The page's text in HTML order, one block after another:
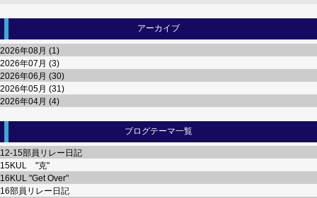
アーカイブ
2026年08月 (1)
2026年07月 (3)
2026年06月 (30)
2026年05月 (31)
2026年04月 (4)
ブログテーマ一覧
12-15部員リレー日記
15KUL "克"
16KUL "Get Over"
16部員リレー日記